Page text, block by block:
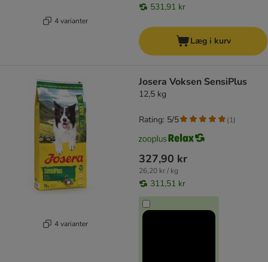
4 varianter
531,91 kr
Læg i kurv
4 varianter
Josera Voksen SensiPlus
12,5 kg
327,90 kr
26,20 kr / kg
311,51 kr
Rating: 5/5 (1)